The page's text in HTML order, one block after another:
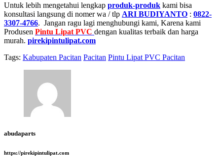
Untuk lebih mengetahui lengkap produk-produk kami bisa
konsultasi langsung di nomer wa / tlp ARI BUDIYANTO : 0822-
3307-4766. Jangan ragu lagi menghubungi kami, Karena kami
Produsen Pintu Lipat PVC dengan kualitas terbaik dan harga
murah. pirekipintulipat.com
Tags: Kabupaten Pacitan Pacitan Pintu Lipat PVC Pacitan
abudaparts
https://pirekipintulipat.com